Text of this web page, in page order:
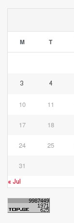
M T
3 4
10 11
17 18
24 25
31
« Jul